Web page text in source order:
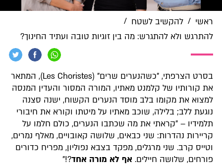
ראשי / להקשיב לשטח /
להתרגש ולא להתגרש: מה בין זוגיות טובה ועתיד החינוך?
בסרט הצרפתי, "כשהנערים שרים" (Les Choristes), המתאר
את קורותיו של קלמנט מאתיו, המורה המסור והעדין המנסה
למצוא את מקומו בלב מוסד הנערים הקשוח, ישנה סצנה
נוגעת ללב; בלילה, שוכב מאתיו על מיטתו וקורא את חיבורי
תלמידיו – "קראתי את מה שכתבו הנערים, כולם חלמו על
קריירות נהדרות: שני כבאים, שלושה קאובויים, מאלף נמרים,
וטייס קרב. שני מרגלים, מפקד בצבא נפוליון, מפריח כדורים
פורחים, שלושה חיילים.אף לא מורה אחד?!"